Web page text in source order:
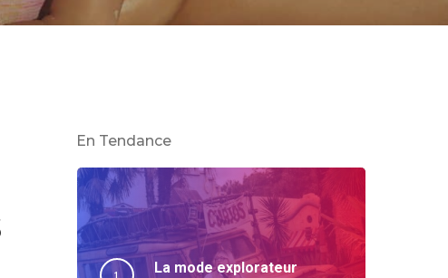
En Tendance
La mode explorateur